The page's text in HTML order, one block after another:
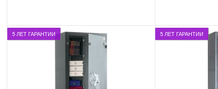
5 ЛЕТ ГАРАНТИИ 5 ЛЕТ ГАРАНТИИ